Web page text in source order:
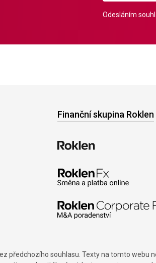
Odesláním
Finanční skupina Roklen
předchozího souhlasu. Texty na tomto webu